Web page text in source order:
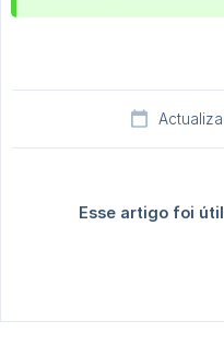
Esse artigo foi